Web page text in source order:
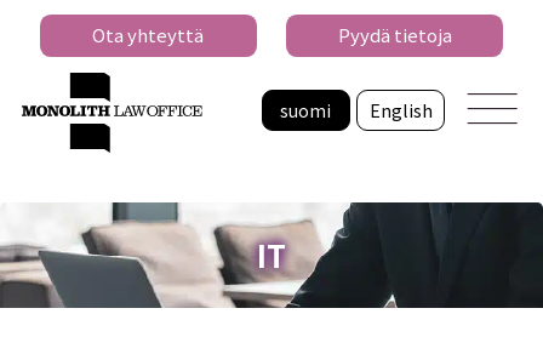
suomi English
Ota yhteyttä Pyydä tietoja
IT